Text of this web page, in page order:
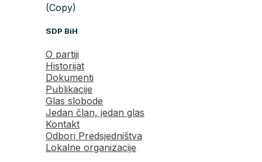
(Copy)
SDP BiH
O partiji
Historijat
Dokumenti
Publikacije
Glas slobode
Jedan član, jedan glas
Kontakt
Odbori Predsjedništva
Lokalne organizacije